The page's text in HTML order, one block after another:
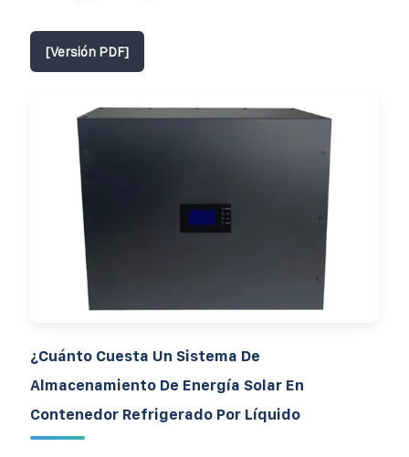
[Versión PDF]
¿Cuánto Cuesta Un Sistema De
Almacenamiento De Energía Solar En
Contenedor Refrigerado Por Líquido